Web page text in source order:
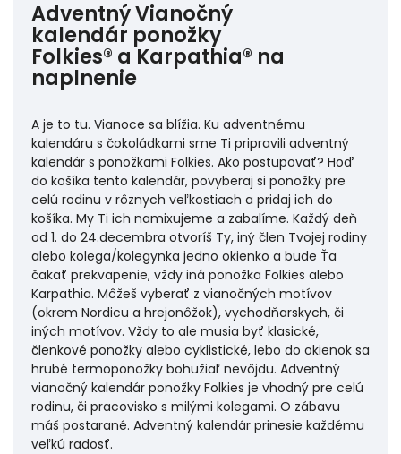
Adventný Vianočný
kalendár ponožky
Folkies® a Karpathia® na
naplnenie
A je to tu. Vianoce sa blížia. Ku adventnému
kalendáru s čokoládkami sme Ti pripravili adventný
kalendár s ponožkami Folkies. Ako postupovať? Hoď
do košíka tento kalendár, povyberaj si ponožky pre
celú rodinu v rôznych veľkostiach a pridaj ich do
košíka. My Ti ich namixujeme a zabalíme. Každý deň
od 1. do 24.decembra otvoríš Ty, iný člen Tvojej rodiny
alebo kolega/kolegynka jedno okienko a bude Ťa
čakať prekvapenie, vždy iná ponožka Folkies alebo
Karpathia. Môžeš vyberať z vianočných motívov
(okrem Nordicu a hrejonôžok), vychodňarskych, či
iných motívov. Vždy to ale musia byť klasické,
členkové ponožky alebo cyklistické, lebo do okienok sa
hrubé termoponožky bohužiaľ nevôjdu. Adventný
vianočný kalendár ponožky Folkies je vhodný pre celú
rodinu, či pracovisko s milými kolegami. O zábavu
máš postarané. Adventný kalendár prinesie každému
veľkú radosť.